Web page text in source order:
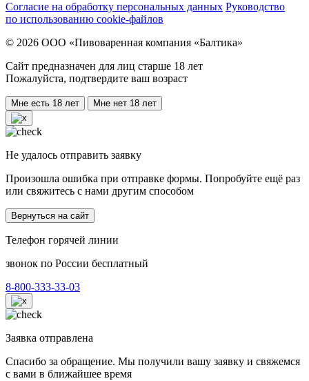
Согласие на обработку персональных данных Руководство
по использованию cookie-файлов
© 2026 ООО «Пивоваренная компания «Балтика»
Сайт предназначен для лиц старше 18 лет
Пожалуйста, подтвердите ваш возраст
Мне есть 18 лет Мне нет 18 лет
Не удалось отправить заявку
Произошла ошибка при отправке формы. Попробуйте ещё раз
или свяжитесь с нами другим способом
Вернуться на сайт
Телефон горячей линии
звонок по России бесплатный
8-800-333-33-03
Заявка отправлена
Спасибо за обращение. Мы получили вашу заявку и свяжемся
с вами в ближайшее время